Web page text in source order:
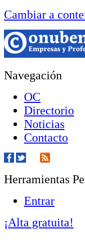
Cambiar a
Navegación
OC
Directorio
Noticias
Contacto
Herramientas
Entrar
¡Alta gratuita!